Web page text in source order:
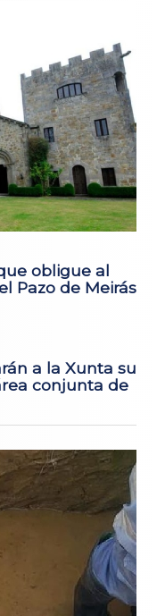
obligue al
Pazo de Meirás
a la Xunta su
conjunta de